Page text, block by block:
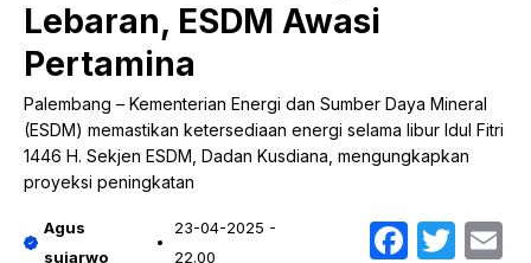
Lebaran, ESDM Awasi
Pertamina
Palembang – Kementerian Energi dan Sumber Daya Mineral
(ESDM) memastikan ketersediaan energi selama libur Idul Fitri
1446 H. Sekjen ESDM, Dadan Kusdiana, mengungkapkan
proyeksi peningkatan
Agus
sujarwo
23-04-2025 -
22.00